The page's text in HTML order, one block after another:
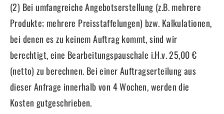
(2) Bei umfangreiche Angebotserstellung (z.B. mehrere
Produkte; mehrere Preisstaffelungen) bzw. Kalkulationen,
bei denen es zu keinem Auftrag kommt, sind wir
berechtigt, eine Bearbeitungspauschale i.H.v. 25,00 €
(netto) zu berechnen. Bei einer Auftragserteilung aus
dieser Anfrage innerhalb von 4 Wochen, werden die
Kosten gutgeschrieben.